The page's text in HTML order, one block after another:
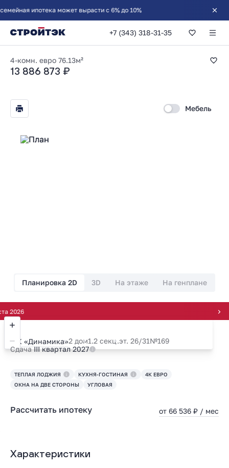
ипотека может вырасти с 6% до 10%
+7 (343) 318-31-35
3-комнатная
4-комн. евро 76.13м²
13 886 873 ₽
Мебель
Планировка 2D 3D На этаже На генплане
ЖК «Динамика»2 дом1.2 секц.эт. 26/31№169
СдачаIII квартал 2027
ТЕПЛАЯ ЛОДЖИЯ КУХНЯ-ГОСТИНАЯ
4К ЕВРО
ОКНА НА ДВЕ СТОРОНЫ
УГЛОВАЯ
Рассчитать ипотеку от 66 536 ₽ / мес
Характеристики